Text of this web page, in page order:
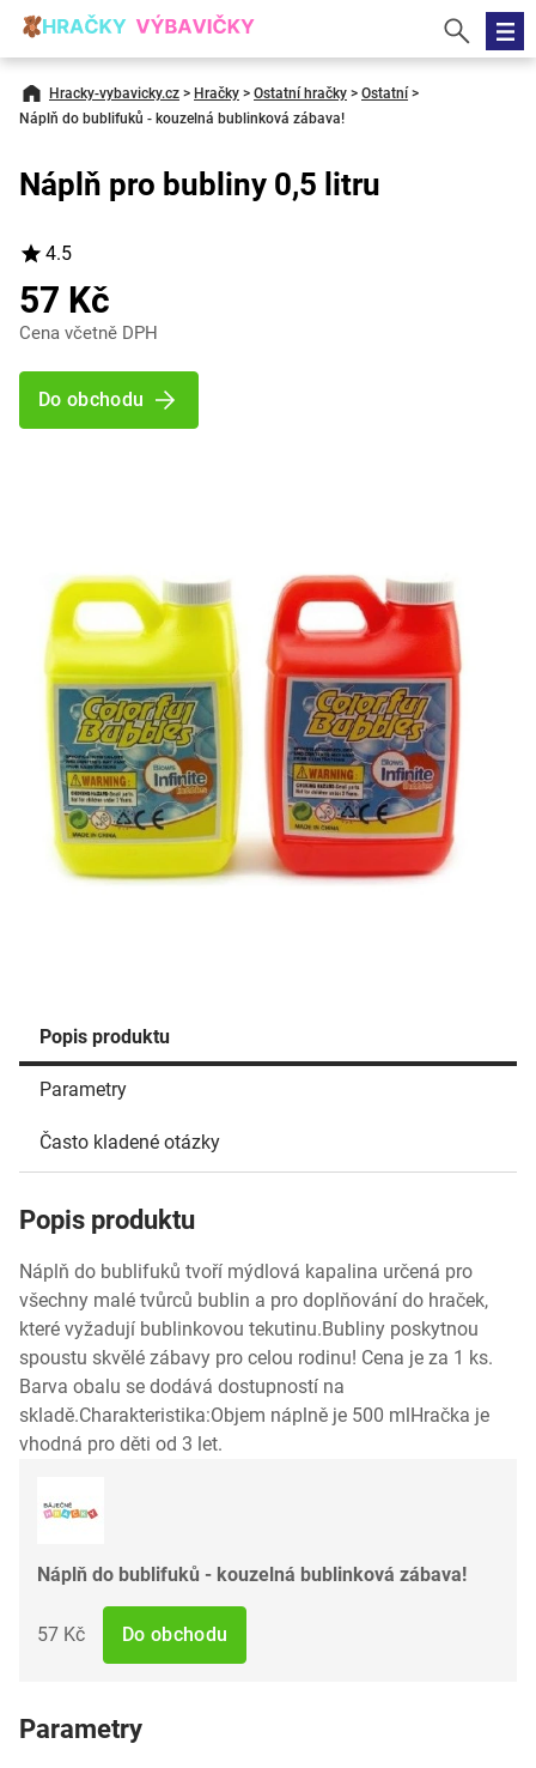
Hracky-vybavicky.cz > Hračky > Ostatní hračky > Ostatní >
Náplň do bublifuků - kouzelná bublinková zábava!
Popis produktu
Parametry
Často kladené otázky
Popis produktu
Náplň do bublifuků tvoří mýdlová kapalina určená pro
všechny malé tvůrců bublin a pro doplňování do hraček,
které vyžadují bublinkovou tekutinu.Bubliny poskytnou
spoustu skvělé zábavy pro celou rodinu! Cena je za 1 ks.
Barva obalu se dodává dostupností na
skladě.Charakteristika:Objem náplně je 500 mlHračka je
vhodná pro děti od 3 let.
Náplň do bublifuků - kouzelná bublinková zábava!
57 Kč Do obchodu
Parametry
Náplň pro bubliny 0,5 litru
4.5
57 Kč
Cena včetně DPH
Do obchodu